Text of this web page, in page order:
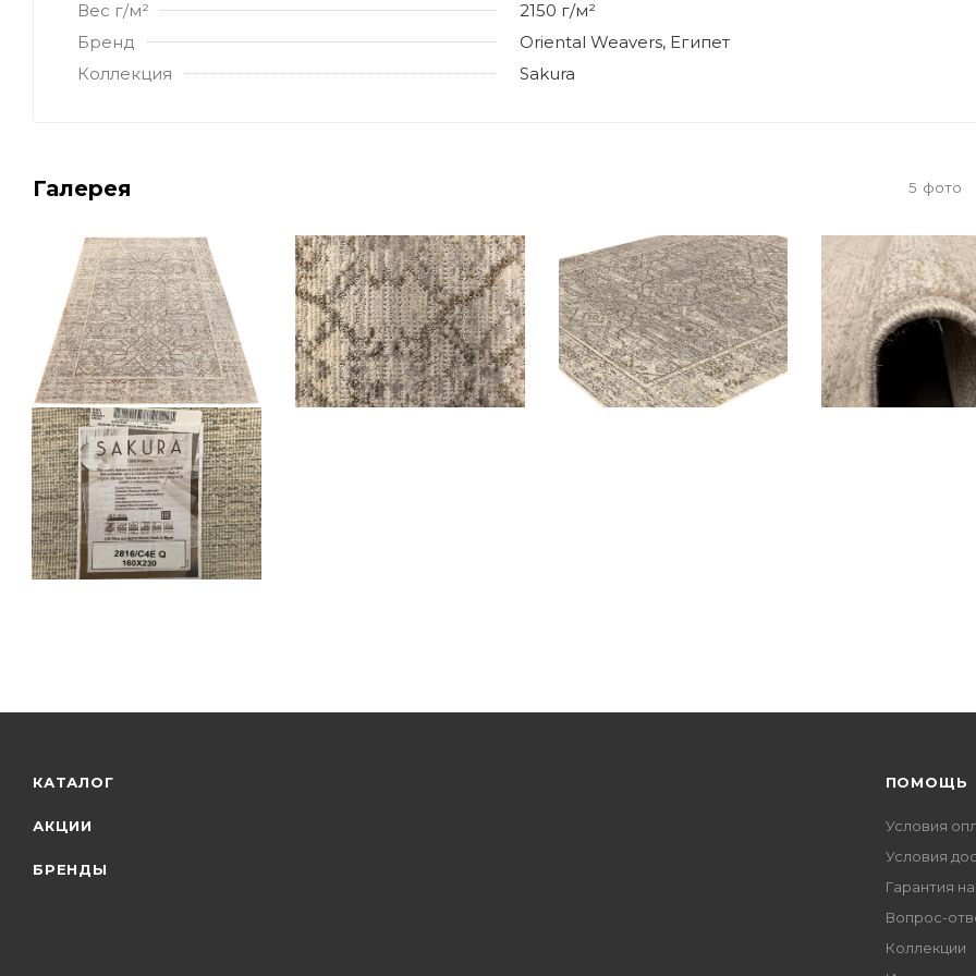
Вес г/м²
2150 г/м²
Бренд
Oriental Weavers, Египет
Коллекция
Sakura
Галерея 5 фото
КАТАЛОГ
АКЦИИ
БРЕНДЫ
ПОМОЩЬ
Условия
Условия
Гарантия
Вопрос-
Коллекции